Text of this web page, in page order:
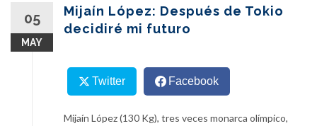
05
MAY
Mijaín López: Después de Tokio
decidiré mi futuro
Twitter Facebook
Mijaín López (130 Kg), tres veces monarca olímpico,